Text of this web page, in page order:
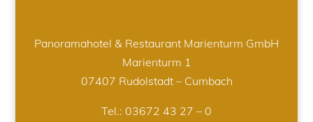
Panoramahotel & Restaurant Marienturm GmbH
Marienturm 1
07407 Rudolstadt – Cumbach
Tel.: 03672 43 27 – 0